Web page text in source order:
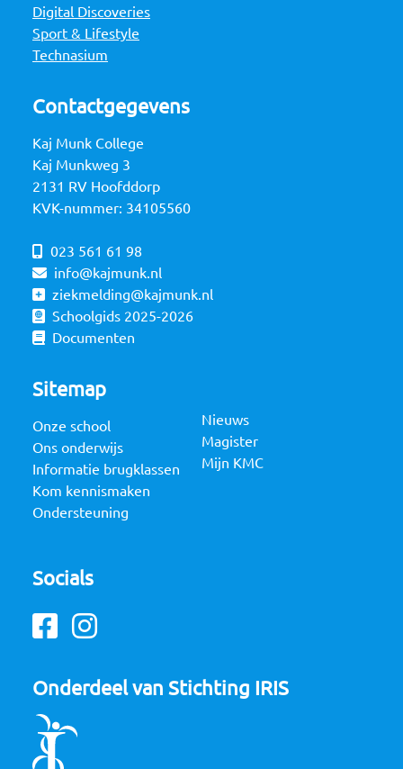
Digital Discoveries
Sport & Lifestyle
Technasium
Contactgegevens
Kaj Munk College
Kaj Munkweg 3
2131 RV Hoofddorp
KVK-nummer: 34105560
023 561 61 98
info@kajmunk.nl
ziekmelding@kajmunk.nl
Schoolgids 2025-2026
Documenten
Sitemap
Onze school
Ons onderwijs
Informatie brugklassen
Kom kennismaken
Ondersteuning
Nieuws
Magister
Mijn KMC
Socials
Facebook
Instagram
Onderdeel van Stichting IRIS